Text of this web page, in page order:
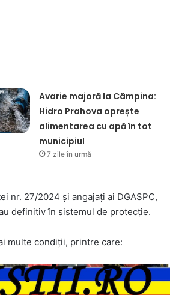
Avarie majoră la Câmpina:
Hidro Prahova oprește
alimentarea cu apă în tot
municipiul
7 zile în urmă
nr. 27/2024 și angajați ai DGASPC,
definitiv în sistemul de protecție.
multe condiții, printre care: